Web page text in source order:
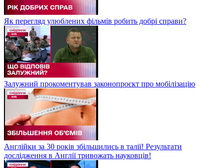
Як перегляд улюблених фільмів робить добрі справи?
Залужний прокоментував законопроєкт про мобілізацію
Англійки за 30 років збільшились в талії! Результати
дослідження в Англії тривожать науковців!